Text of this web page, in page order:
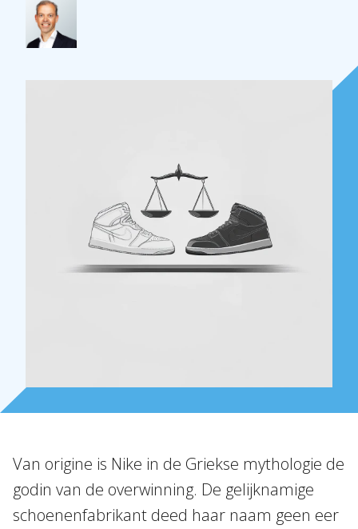
Internationaal
Nieuws
NL EN DE FR
Van origine is Nike in de Griekse mythologie de
godin van de overwinning. De gelijknamige
schoenenfabrikant deed haar naam geen eer